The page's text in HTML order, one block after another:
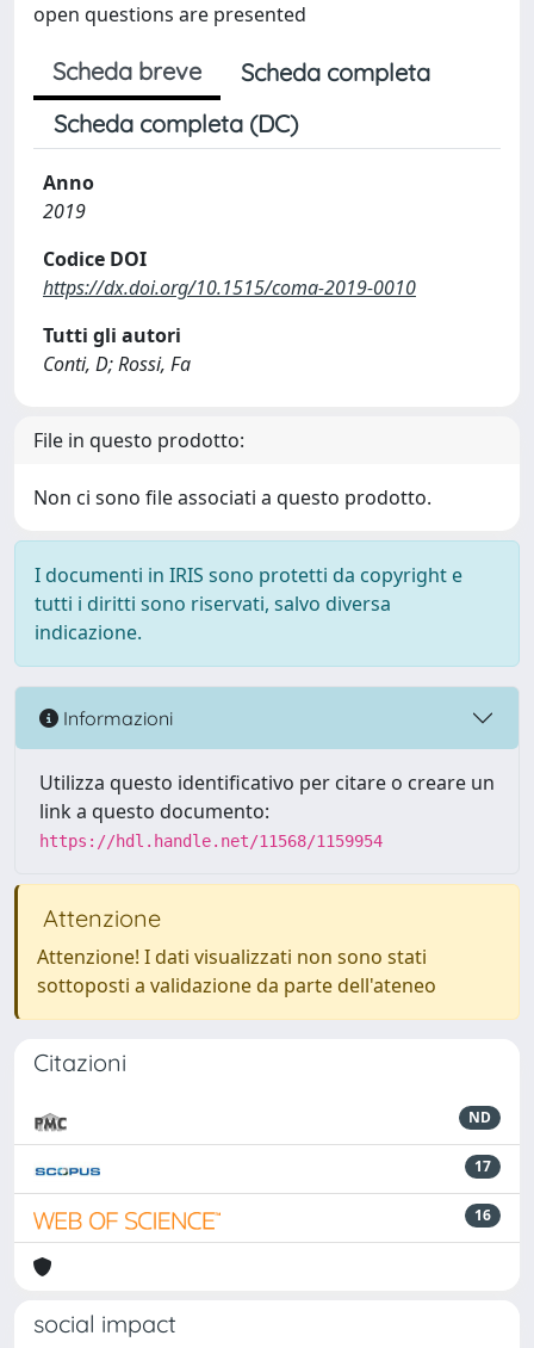
open questions are presented
Scheda breve
Scheda completa
Scheda completa (DC)
Anno
2019
Codice DOI
https://dx.doi.org/10.1515/coma-2019-0010
Tutti gli autori
Conti, D; Rossi, Fa
File in questo prodotto:
Non ci sono file associati a questo prodotto.
I documenti in IRIS sono protetti da copyright e
tutti i diritti sono riservati, salvo diversa
indicazione.
Informazioni
Utilizza questo identificativo per citare o creare un
link a questo documento:
https://hdl.handle.net/11568/1159954
Attenzione
Attenzione! I dati visualizzati non sono stati
sottoposti a validazione da parte dell'ateneo
Citazioni
ND
17
16
social impact